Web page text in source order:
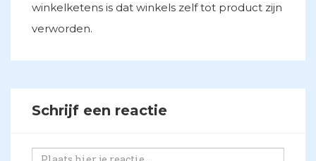
winkelketens is dat winkels zelf tot product zijn
verworden.
Schrijf een reactie